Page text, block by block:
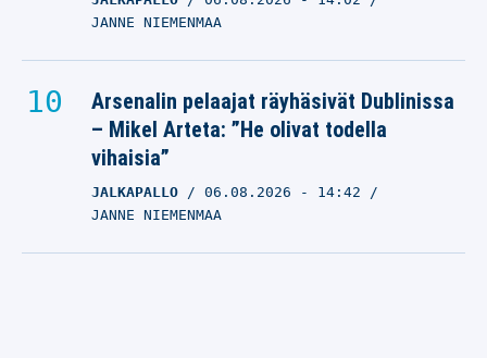
JANNE NIEMENMAA
Arsenalin pelaajat räyhäsivät Dublinissa
– Mikel Arteta: ”He olivat todella
vihaisia”
JALKAPALLO 06.08.2026 - 14:42
JANNE NIEMENMAA